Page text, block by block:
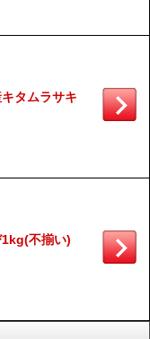
タムラサキ
不揃い)